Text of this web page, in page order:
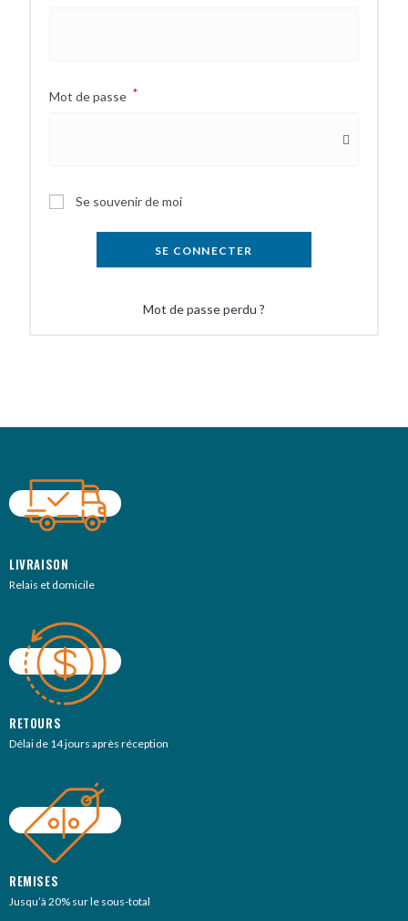
Mot de passe *
Se souvenir de moi
SE CONNECTER
Mot de passe perdu ?
LIVRAISON
Relais et domicile
RETOURS
Délai de 14 jours après réception
REMISES
Jusqu’à 20% sur le sous-total